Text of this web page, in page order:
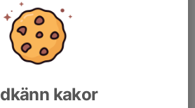
senaste nyheterna på hemsidan. För
kakor